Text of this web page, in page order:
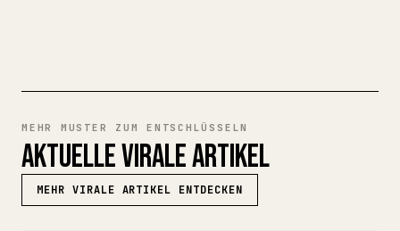
MEHR MUSTER ZUM ENTSCHLÜSSELN
AKTUELLE VIRALE ARTIKEL
MEHR VIRALE ARTIKEL ENTDECKEN